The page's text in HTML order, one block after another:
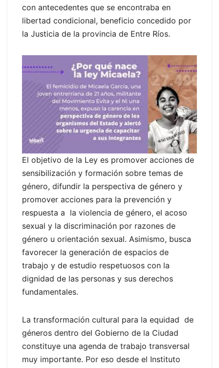
con antecedentes que se encontraba en
libertad condicional, beneficio concedido por
la Justicia de la provincia de Entre Ríos.
El objetivo de la Ley es promover acciones de
sensibilización y formación sobre temas de
género, difundir la perspectiva de género y
promover acciones para la prevención y
respuesta a la violencia de género, el acoso
sexual y la discriminación por razones de
género u orientación sexual. Asimismo, busca
favorecer la generación de espacios de
trabajo y de estudio respetuosos con la
dignidad de las personas y sus derechos
fundamentales.
La transformación cultural para la equidad de
géneros dentro del Gobierno de la Ciudad
constituye una agenda de trabajo transversal
muy importante. Por eso desde el Instituto